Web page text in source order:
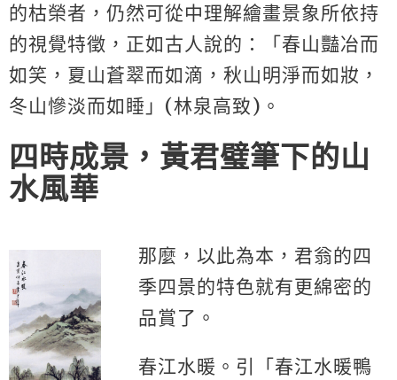
的枯榮者，仍然可從中理解繪畫景象所依持
的視覺特徵，正如古人說的：「春山豔冶而
如笑，夏山蒼翠而如滴，秋山明淨而如妝，
冬山慘淡而如睡」(林泉高致)。
四時成景，黃君璧筆下的山
水風華
那麼，以此為本，君翁的四
季四景的特色就有更綿密的
品賞了。
春江水暖。引「春江水暖鴨